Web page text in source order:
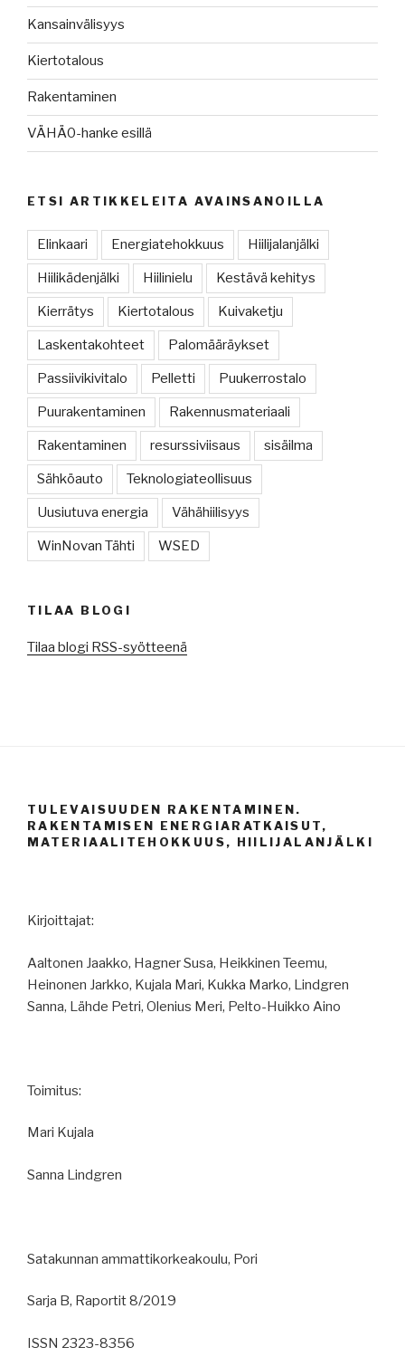
Kansainvälisyys
Kiertotalous
Rakentaminen
VÄHÄ0-hanke esillä
ETSI ARTIKKELEITA AVAINSANOILLA
Elinkaari Energiatehokkuus Hiilijalanjälki
Hiilikädenjälki Hiilinielu Kestävä kehitys
Kierrätys Kiertotalous Kuivaketju
Laskentakohteet Palomääräykset
Passiivikivitalo Pelletti Puukerrostalo
Puurakentaminen Rakennusmateriaali
Rakentaminen resurssiviisaus sisäilma
Sähköauto Teknologiateollisuus
Uusiutuva energia Vähähiilisyys
WinNovan Tähti WSED
TILAA BLOGI
Tilaa blogi RSS-syötteenä
TULEVAISUUDEN RAKENTAMINEN.
RAKENTAMISEN ENERGIARATKAISUT,
MATERIAALITEHOKKUUS, HIILIJALANJÄLKI
Kirjoittajat:
Aaltonen Jaakko, Hagner Susa, Heikkinen Teemu,
Heinonen Jarkko, Kujala Mari, Kukka Marko, Lindgren
Sanna, Lähde Petri, Olenius Meri, Pelto-Huikko Aino
Toimitus:
Mari Kujala
Sanna Lindgren
Satakunnan ammattikorkeakoulu, Pori
Sarja B, Raportit 8/2019
ISSN 2323-8356